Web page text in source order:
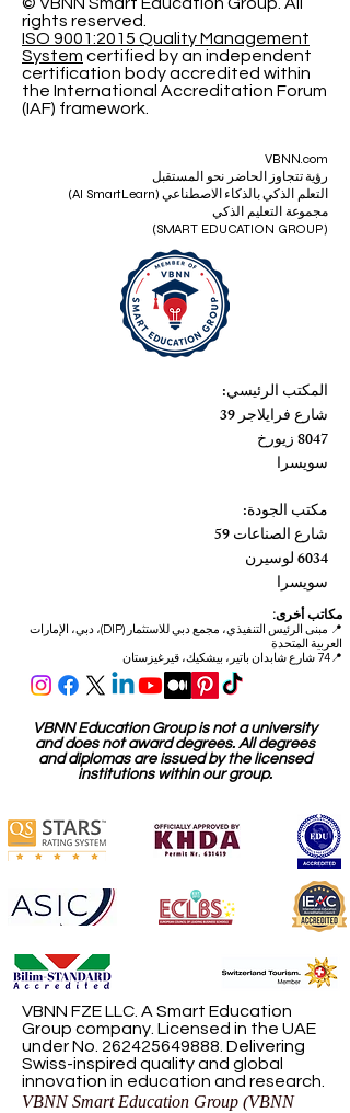
© VBNN Smart Education Group. All
rights reserved.
ISO 9001:2015 Quality Management
System certified by an independent
certification body accredited within
the International Accreditation Forum
(IAF) framework.
VBNN.com
رؤية تتجاوز الحاضر نحو المستقبل
التعلم الذكي بالذكاء الاصطناعي (AI SmartLearn)
مجموعة التعليم الذكي
(SMART EDUCATION GROUP)
المكتب الرئيسي:
شارع فرايلاجر 39
8047 زيورخ
سويسرا
مكتب الجودة:
شارع الصناعات 59
6034 لوسيرن
سويسرا
مكاتب أخرى:
📍
مبنى الرئيس التنفيذي، مجمع دبي للاستثمار (DIP)، دبي، الإمارات
العربية المتحدة
📍74 شارع شابدان باتير، بيشكيك، قيرغيزستان
VBNN Education Group is not a university
and does not award degrees. All degrees
and diplomas are issued by the licensed
institutions within our group.
VBNN FZE LLC. A Smart Education
Group company. Licensed in the UAE
under No. 262425649888. Delivering
Swiss-inspired quality and global
innovation in education and research.
VBNN Smart Education Group (VBNN